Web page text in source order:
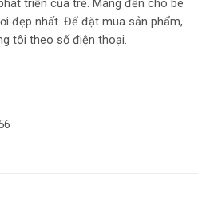
triển của trẻ. Mang đến cho bé
đẹp nhất. Để đặt mua sản phẩm,
tôi theo số điện thoại.